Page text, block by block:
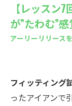
【レッスン
が”たわむ”
アーリーリリース
フィッティング
ったアイアンで